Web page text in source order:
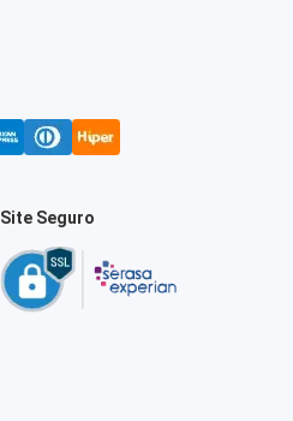
Site Seguro